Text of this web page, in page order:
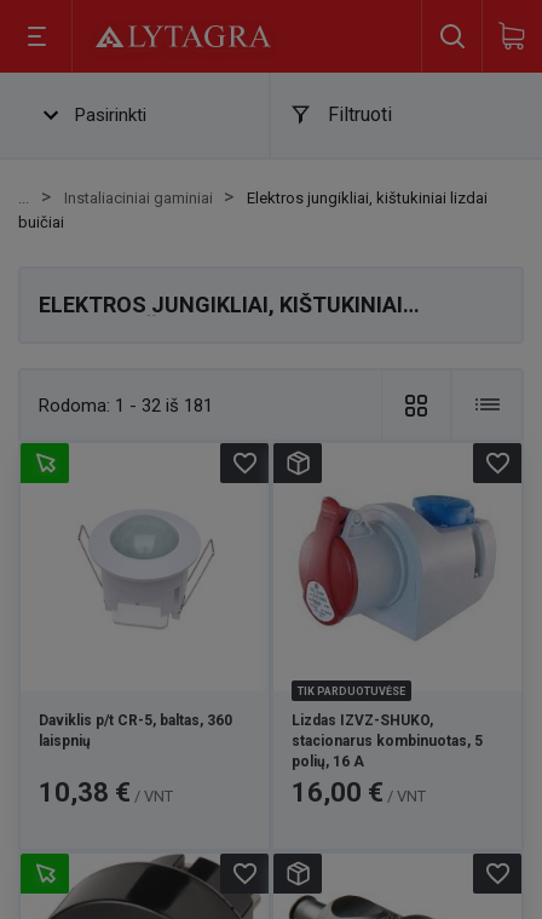
Pasirinkti Filtruoti
Instaliaciniai gaminiai
Elektros jungikliai, kištukiniai lizdai
buičiai
ELEKTROS JUNGIKLIAI, KIŠTUKINIAI
Rodoma: 1 - 32 iš 181
Daviklis p/t CR-5, baltas, 360
laispnių
Kaina
10,38 € / VNT
favorite_border
TIK PARDUOTUVĖSE
Lizdas IZVZ-SHUKO,
stacionarus kombinuotas, 5
polių, 16 A
Kaina
16,00 € / VNT
favorite_border
favorite_border favorite_border